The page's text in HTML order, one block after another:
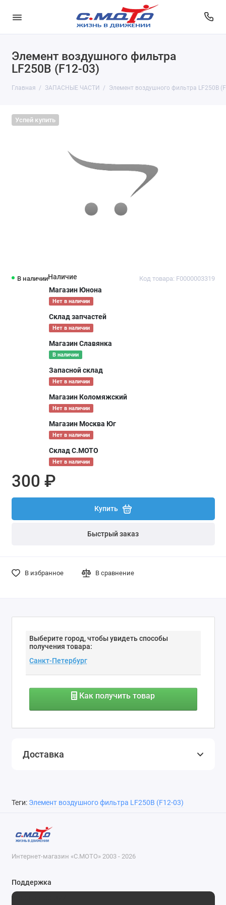
Элемент воздушного фильтра
LF250B (F12-03)
Главная ЗАПАСНЫЕ ЧАСТИ Элемент воздушного фильтра LF250B
Успей купить
В наличии Код товара: F0000003319
Наличие
Магазин Юнона
Нет в наличии
Склад запчастей
Нет в наличии
Магазин Славянка
В наличии
Запасной склад
Нет в наличии
Магазин Коломяжский
Нет в наличии
Магазин Москва Юг
Нет в наличии
Склад С.МОТО
Нет в наличии
300 ₽
Купить
Быстрый заказ
В избранное В сравнение
Выберите город, чтобы увидеть способы
получения товара:
Как получить товар
Доставка
Теги: Элемент воздушного фильтра LF250B (F12-03)
Интернет-магазин «С.МОТО» 2003 - 2026
Поддержка
8-800-55-00-327